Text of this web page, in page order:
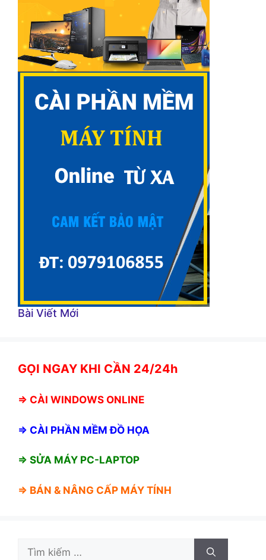
Bài Viết Mới
GỌI NGAY KHI CẦN 24/24h
⇒ CÀI WINDOWS ONLINE
⇒ CÀI PHẦN MỀM ĐỒ HỌA
⇒ SỬA MÁY PC-LAPTOP
⇒ BÁN & NÂNG CẤP MÁY TÍNH
Tìm